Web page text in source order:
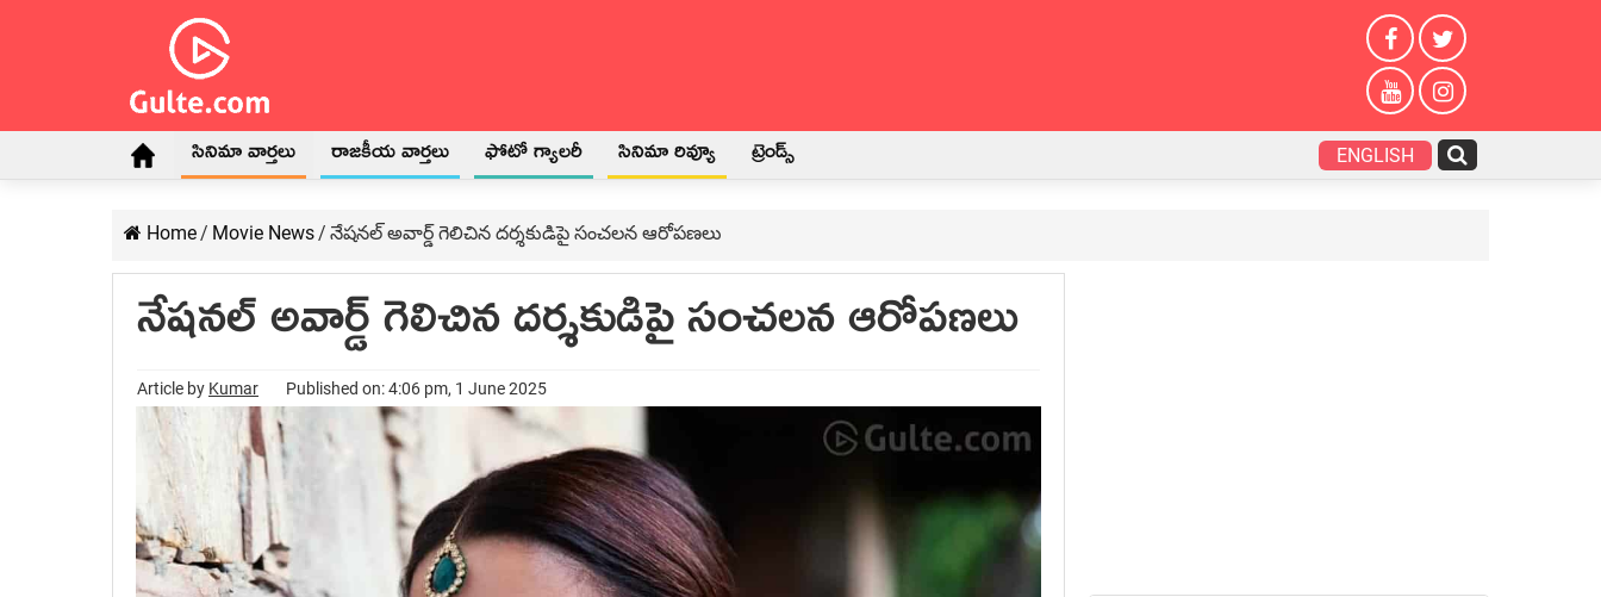
సినిమా వార్తలు రాజకీయ వార్తలు ఫోటో గ్యాలరీ సినిమా రివ్యూ ట్రెండ్స్ ENGLISH
Home/ Movie News/ నేషనల్ అవార్డ్ గెలిచిన దర్శకుడిపై సంచలన ఆరోపణలు
నేషనల్ అవార్డ్ గెలిచిన దర్శకుడిపై సంచలన ఆరోపణలు
Article by Kumar Published on: 4:06 pm, 1 June 2025